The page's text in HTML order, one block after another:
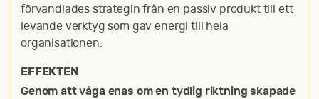
förvandlades strategin från en passiv produkt till ett
levande verktyg som gav energi till hela
organisationen.
EFFEKTEN
Genom att våga enas om en tydlig riktning skapade